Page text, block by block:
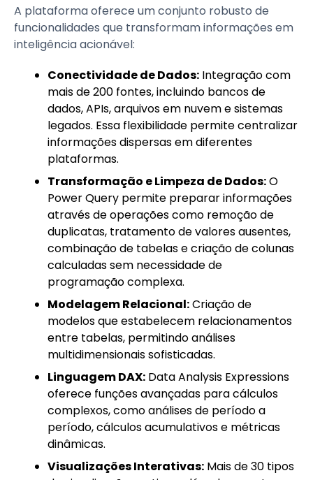
A plataforma oferece um conjunto robusto de
funcionalidades que transformam informações em
inteligência acionável:
Conectividade de Dados: Integração com
mais de 200 fontes, incluindo bancos de
dados, APIs, arquivos em nuvem e sistemas
legados. Essa flexibilidade permite centralizar
informações dispersas em diferentes
plataformas.
Transformação e Limpeza de Dados:O
Power Query permite preparar informações
através de operações como remoção de
duplicatas, tratamento de valores ausentes,
combinação de tabelas e criação de colunas
calculadas sem necessidade de
programação complexa.
Modelagem Relacional:Criação de
modelos que estabelecem relacionamentos
entre tabelas, permitindo análises
multidimensionais sofisticadas.
Linguagem DAX: Data Analysis Expressions
oferece funções avançadas para cálculos
complexos, como análises de período a
período, cálculos acumulativos e métricas
dinâmicas.
Visualizações Interativas: Mais de 30 tipos